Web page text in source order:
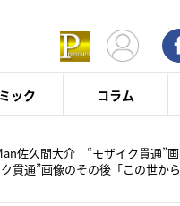
ック コラム
佐久間大介 “モザイク貫通”画
貫通”画像のその後「この世から